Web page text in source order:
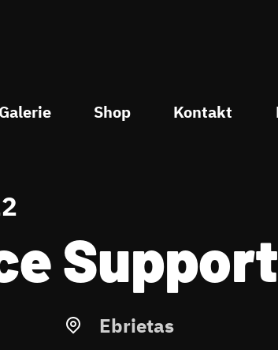
Galerie Shop Kontakt
Support
Ebrietas